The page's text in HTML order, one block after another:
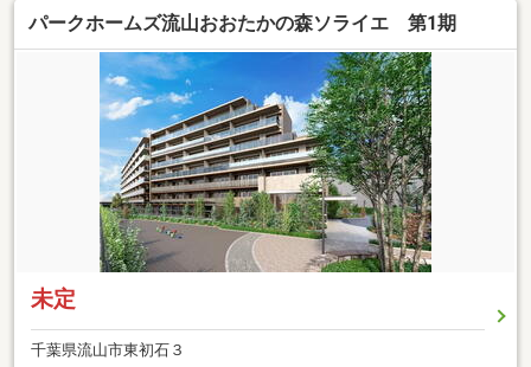
パークホームズ流山おおたかの森ソライエ 第1期
未定
千葉県流山市東初石３